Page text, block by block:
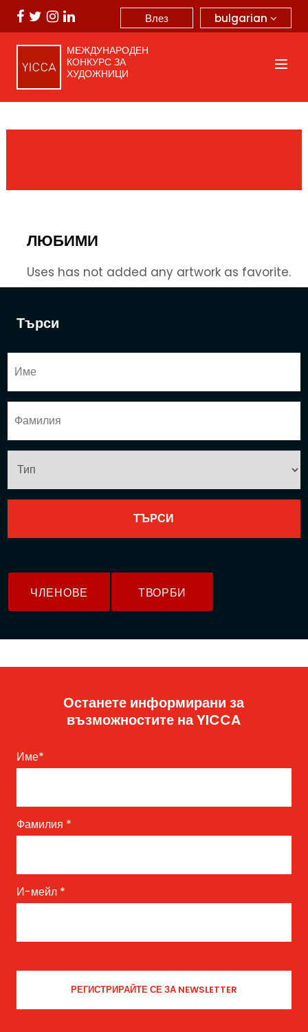
bulgarian
Влез
МЕЖДУНАРОДЕН
КОНКУРС ЗА
ХУДОЖНИЦИ
Търси
ЧЛЕНОВЕ ТВОРБИ
ЛЮБИМИ
Uses has not added any artwork as favorite.
Останете информирани за
възможностите на YICCA
Име*
Фамилия *
И-мейл *